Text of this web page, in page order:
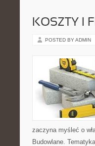
KOSZTY I
POSTED BY ADMIN
zaczyna myśleć o
Budowlane.